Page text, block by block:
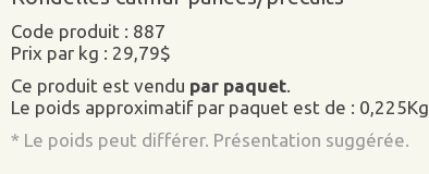
Code produit : 887
Prix par kg : 29,79$
Ce produit est vendu par paquet.
Le poids approximatif par paquet est de : 0,225Kg
* Le poids peut différer. Présentation suggérée.